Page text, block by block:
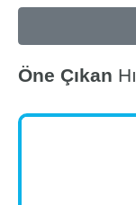
Öne Çıkan